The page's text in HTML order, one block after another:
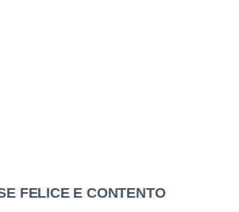
FELICE E CONTENTO